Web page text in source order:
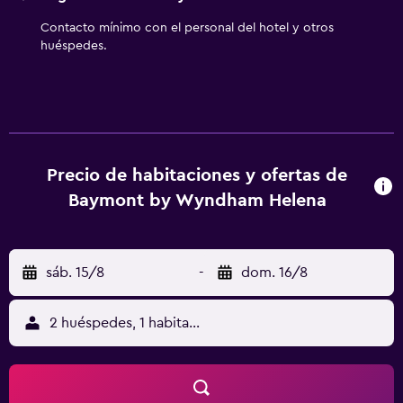
Contacto mínimo con el personal del hotel y otros
huéspedes.
Precio de habitaciones y ofertas de
Baymont by Wyndham Helena
sáb. 15/8 - dom. 16/8
2 huéspedes, 1 habitación